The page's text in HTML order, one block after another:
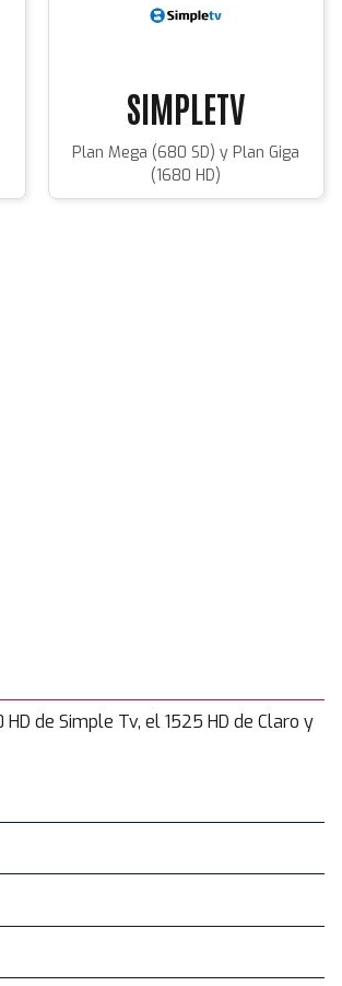
SIMPLETV
Plan Mega (680 SD) y Plan Giga
(1680 HD)
de Simple Tv, el 1525 HD de Claro y